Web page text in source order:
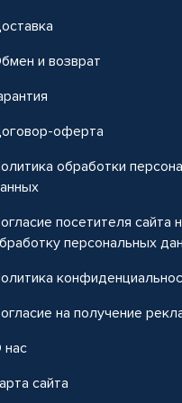
и возврат
оферта
обработки
посетителя сайта
персональных
на получение
нас
сайта